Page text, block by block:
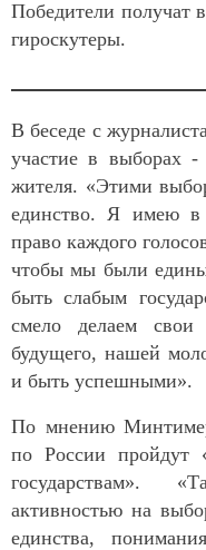
Победители получат
гироскутеры.
В беседе с
участие в выборах -
жителя. «Этими
единство. Я имею в
право каждого
чтобы мы были
быть слабым
смело делаем
будущего, нашей
и быть успешными».
По мнению
по России пройдут
государствам».
активностью на
единства,